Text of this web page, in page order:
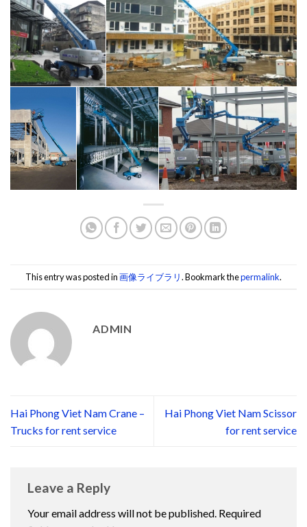
This entry was posted in画像ライブラリ. Bookmark thepermalink.
ADMIN
Hai Phong Viet Nam Crane –
Trucks for rent service
Hai Phong Viet Nam Scissor
for rent service
Leave a Reply
Your email address will not be published. Required